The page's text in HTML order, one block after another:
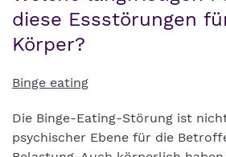
diese Essstörungen
Körper?
Binge eating
Die Binge-Eating-Störung ist
psychischer Ebene für die